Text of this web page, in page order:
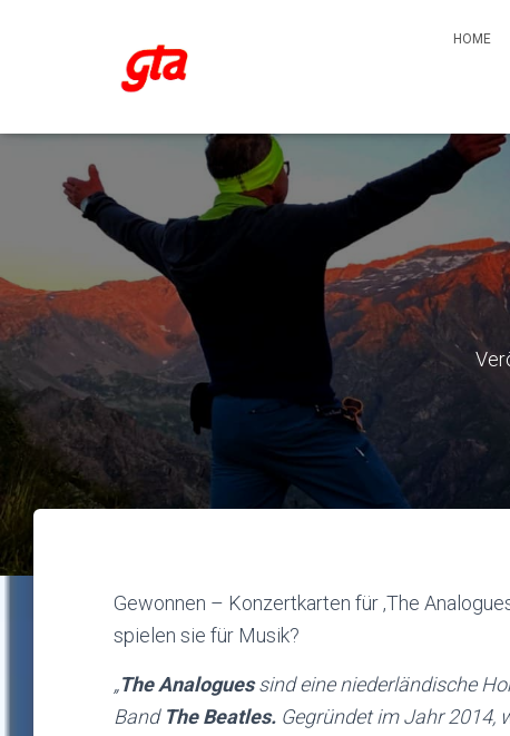
HOME
Gewonnen – Konzertkarten für ‚The
spielen sie für Musik?
„The Analoguessind eine niederländische
Band The Beatles. Gegründet im Jahr 2014,